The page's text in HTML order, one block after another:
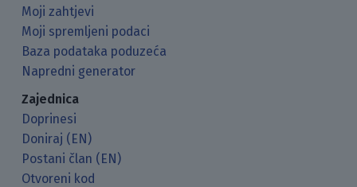
Moji zahtjevi
Moji spremljeni podaci
Baza podataka poduzeća
Napredni generator
Zajednica
Doprinesi
Doniraj (EN)
Postani član (EN)
Otvoreni kod